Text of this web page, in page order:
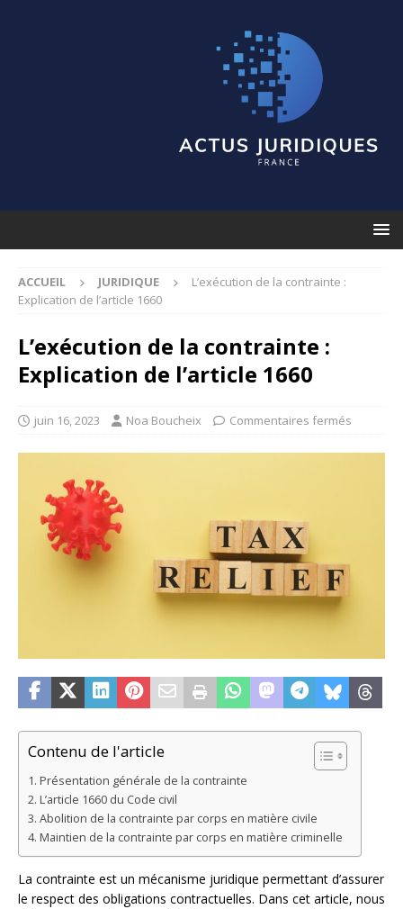
ACCUEIL JURIDIQUE
L’exécution de la contrainte :
Explication de l’article 1660
L’exécution de la contrainte :
Explication de l’article 1660
juin 16, 2023 Noa Boucheix Commentaires fermés
Contenu de l'article
Présentation générale de la contrainte
L’article 1660 du Code civil
Abolition de la contrainte par corps en matière civile
Maintien de la contrainte par corps en matière criminelle
La contrainte est un mécanisme juridique permettant d’assurer
le respect des obligations contractuelles. Dans cet article, nous